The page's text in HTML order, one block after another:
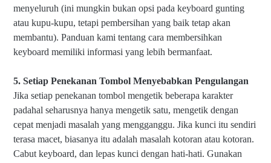
menyeluruh (ini mungkin bukan opsi pada keyboard gunting
atau kupu-kupu, tetapi pembersihan yang baik tetap akan
membantu). Panduan kami tentang cara membersihkan
keyboard memiliki informasi yang lebih bermanfaat.
5. Setiap Penekanan Tombol Menyebabkan Pengulangan
Jika setiap penekanan tombol mengetik beberapa karakter
padahal seharusnya hanya mengetik satu, mengetik dengan
cepat menjadi masalah yang mengganggu. Jika kunci itu sendiri
terasa macet, biasanya itu adalah masalah kotoran atau kotoran.
Cabut keyboard, dan lepas kunci dengan hati-hati. Gunakan